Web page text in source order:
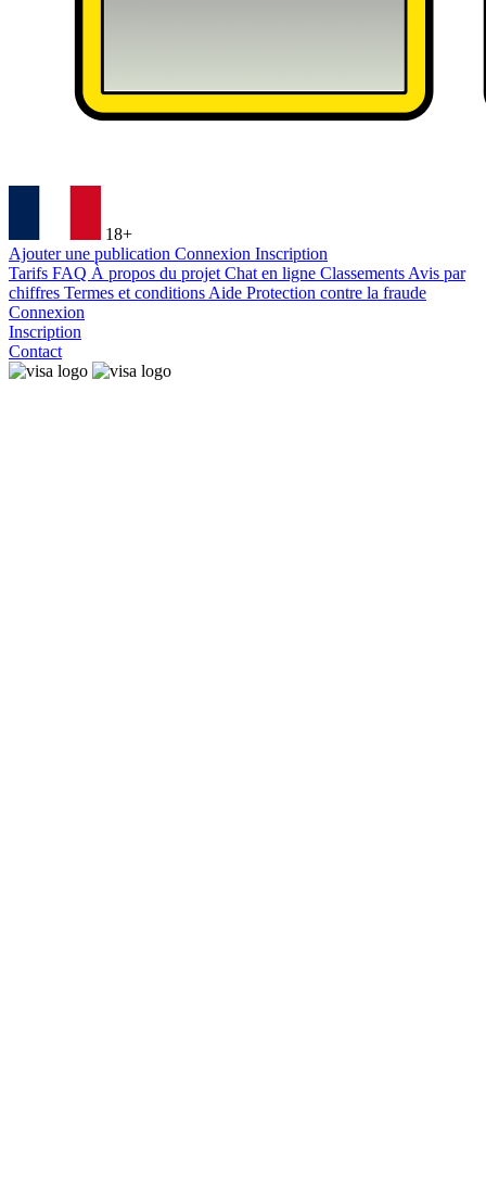
18+
Ajouter une publication Connexion Inscription
Tarifs FAQ À propos du projet Chat en ligne Classements Avis par
chiffres Termes et conditions Aide Protection contre la fraude
Connexion
Inscription
Contact